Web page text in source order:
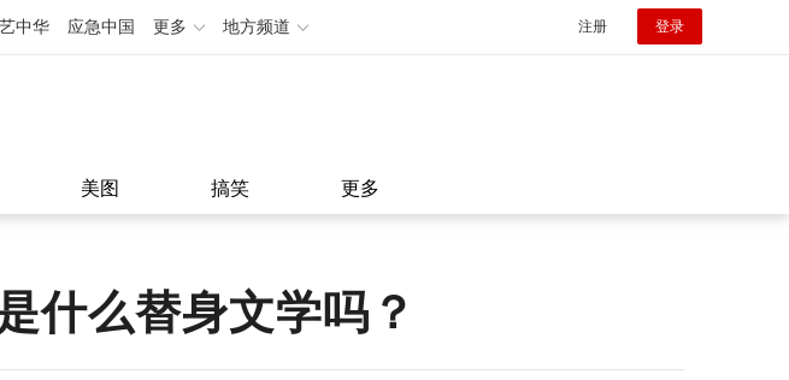
中华 应急中国 更多 地方频道 注册 登录
美图 搞笑 更多
什么替身文学吗？